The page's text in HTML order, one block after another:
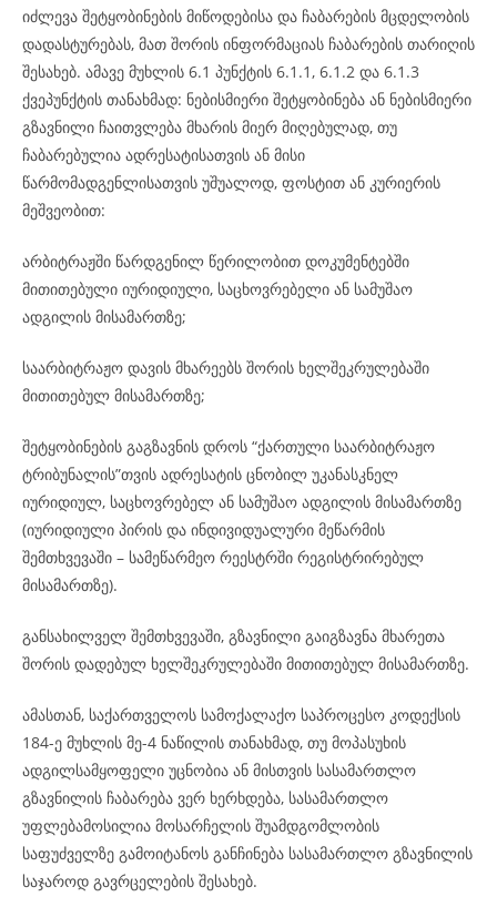
იძლევა შეტყობინების მიწოდებისა და ჩაბარების მცდელობის
დადასტურებას, მათ შორის ინფორმაციას ჩაბარების თარიღის
შესახებ. ამავე მუხლის 6.1 პუნქტის 6.1.1, 6.1.2 და 6.1.3
ქვეპუნქტის თანახმად: ნებისმიერი შეტყობინება ან ნებისმიერი
გზავნილი ჩაითვლება მხარის მიერ მიღებულად, თუ
ჩაბარებულია ადრესატისათვის ან მისი
წარმომადგენლისათვის უშუალოდ, ფოსტით ან კურიერის
მეშვეობით:
არბიტრაჟში წარდგენილ წერილობით დოკუმენტებში
მითითებული იურიდიული, საცხოვრებელი ან სამუშაო
ადგილის მისამართზე;
საარბიტრაჟო დავის მხარეებს შორის ხელშეკრულებაში
მითითებულ მისამართზე;
შეტყობინების გაგზავნის დროს “ქართული საარბიტრაჟო
ტრიბუნალის”თვის ადრესატის ცნობილ უკანასკნელ
იურიდიულ, საცხოვრებელ ან სამუშაო ადგილის მისამართზე
(იურიდიული პირის და ინდივიდუალური მეწარმის
შემთხვევაში – სამეწარმეო რეესტრში რეგისტრირებულ
მისამართზე).
განსახილველ შემთხვევაში, გზავნილი გაიგზავნა მხარეთა
შორის დადებულ ხელშეკრულებაში მითითებულ მისამართზე.
ამასთან, საქართველოს სამოქალაქო საპროცესო კოდექსის
184-ე მუხლის მე-4 ნაწილის თანახმად, თუ მოპასუხის
ადგილსამყოფელი უცნობია ან მისთვის სასამართლო
გზავნილის ჩაბარება ვერ ხერხდება, სასამართლო
უფლებამოსილია მოსარჩელის შუამდგომლობის
საფუძველზე გამოიტანოს განჩინება სასამართლო გზავნილის
საჯაროდ გავრცელების შესახებ.